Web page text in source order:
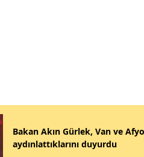
Bakan Akın Gürlek, Van ve
aydınlattıklarını duyurdu